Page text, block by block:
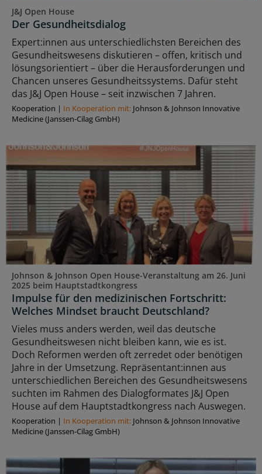
J&J Open House
Der Gesundheitsdialog
Expert:innen aus unterschiedlichsten Bereichen des
Gesundheitswesens diskutieren – offen, kritisch und
lösungsorientiert – über die Herausforderungen und
Chancen unseres Gesundheitssystems. Dafür steht
das J&J Open House – seit inzwischen 7 Jahren.
Kooperation | In Kooperation mit: Johnson & Johnson Innovative
Medicine (Janssen-Cilag GmbH)
Johnson & Johnson Open House-Veranstaltung am 26. Juni
2025 beim Hauptstadtkongress
Impulse für den medizinischen Fortschritt:
Welches Mindset braucht Deutschland?
Vieles muss anders werden, weil das deutsche
Gesundheitswesen nicht bleiben kann, wie es ist.
Doch Reformen werden oft zerredet oder benötigen
Jahre in der Umsetzung. Repräsentant:innen aus
unterschiedlichen Bereichen des Gesundheitswesens
suchten im Rahmen des Dialogformates J&J Open
House auf dem Hauptstadtkongress nach Auswegen.
Kooperation | In Kooperation mit: Johnson & Johnson Innovative
Medicine (Janssen-Cilag GmbH)